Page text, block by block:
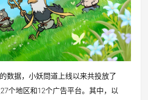
的数据，小妖問道上线以来共投放了
个地区和12个广告平台。其中，以